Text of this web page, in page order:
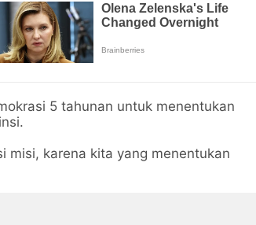
5 tahunan untuk menentukan
misi, karena kita yang menentukan